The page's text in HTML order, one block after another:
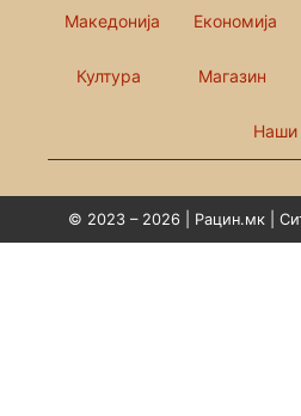
Македонија Економија
Култура Магазин
Наши
© 2023 – 2026 | Рацин.мк |